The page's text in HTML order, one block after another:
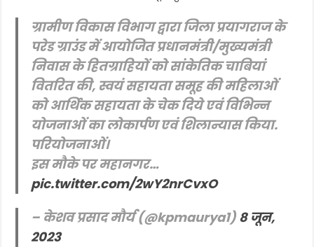
ग्रामीण विकास विभाग द्वारा जिला प्रयागराज के
परेड ग्राउंड में आयोजित प्रधानमंत्री/मुख्यमंत्री
निवास के हितग्राहियों को सांकेतिक चाबियां
वितरित की, स्वयं सहायता समूह की महिलाओं
को आर्थिक सहायता के चेक दिये एवं विभिन्न
योजनाओं का लोकार्पण एवं शिलान्यास किया.
परियोजनाओं।
इस मौके पर महानगर…
pic.twitter.com/2wY2nrCvxO
– केशव प्रसाद मौर्य (@kpmaurya1) 8 जून,
2023